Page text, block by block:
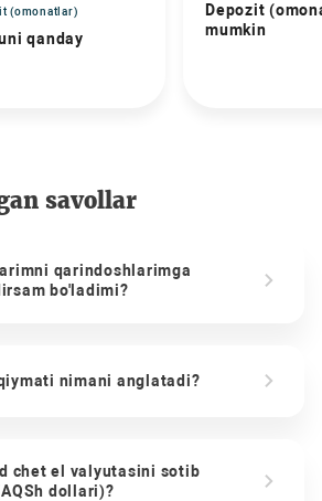
(omonatlar)
qanday
Depozit
mumkin
savollar
qarindoshlarimga
bo'ladimi?
nimani anglatadi?
chet el valyutasini sotib
dollari)?